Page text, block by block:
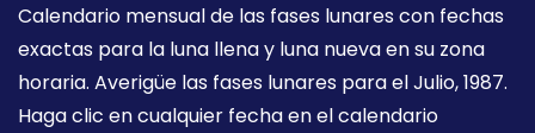
Calendario mensual de las fases lunares con fechas
exactas para la luna llena y luna nueva en su zona
horaria. Averigüe las fases lunares para el Julio, 1987.
Haga clic en cualquier fecha en el calendario